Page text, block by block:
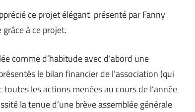
ce projet élégant présenté par Fanny
à ce projet.
comme d’habitude avec d’abord une
le bilan financier de l’association (qui
les actions menées au cours de l’année
la tenue d’une brève assemblée générale